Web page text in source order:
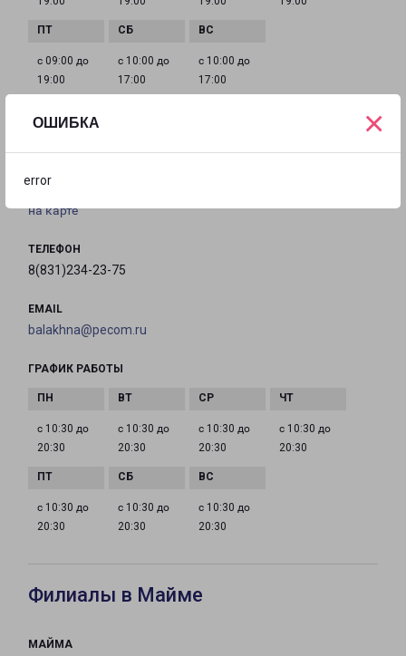
ОШИБКА
error
×
с 09:00 до
19:00
с 10:00 до
17:00
с 10:00 до
17:00
на карте
ТЕЛЕФОН
8(831)234-23-75
EMAIL
balakhna@pecom.ru
ГРАФИК РАБОТЫ
с 10:30 до
20:30
с 10:30 до
20:30
с 10:30 до
20:30
с 10:30 до
20:30
с 10:30 до
20:30
с 10:30 до
20:30
с 10:30 до
20:30
Филиалы в Майме
МАЙМА